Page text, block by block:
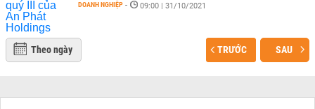
DOANH NGHIỆP - 09:00 | 31/10/2021
Theo ngày TRƯỚC SAU